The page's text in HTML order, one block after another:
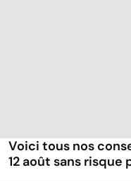
Voici tous nos
12 août sans risque